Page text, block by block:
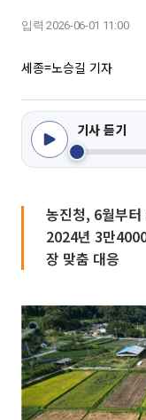
입력 2026-06-01 11:00
세종=노승길 기자
기사 듣기
농진청, 6월부
2024년 3만
장 맞춤 대응